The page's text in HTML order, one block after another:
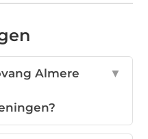
Almere
▼